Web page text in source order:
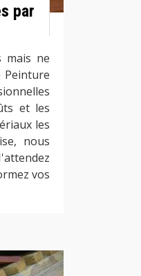
par
mais ne
Peinture
et les
les
nous
vos